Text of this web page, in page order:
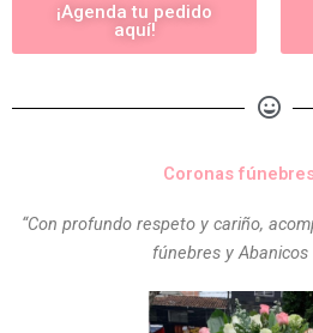
¡Agenda tu pedido
aquí!
Coronas
“Con profundo respeto y cariño,
fúnebres y Abanicos